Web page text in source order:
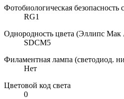
Фотобиологическая безопасность
RG1
Однородность цвета (Эллипс Мак
SDCM5
Филаментная лампа (светодиод.
Нет
Цветовой код света
0